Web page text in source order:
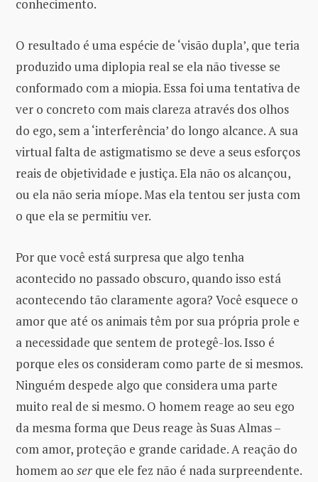
conhecimento.
O resultado é uma espécie de ‘visão dupla’, que teria
produzido uma diplopia real se ela não tivesse se
conformado com a miopia. Essa foi uma tentativa de
ver o concreto com mais clareza através dos olhos
do ego, sem a ‘interferência’ do longo alcance. A sua
virtual falta de astigmatismo se deve a seus esforços
reais de objetividade e justiça. Ela não os alcançou,
ou ela não seria míope. Mas ela tentou ser justa com
o que ela se permitiu ver.
Por que você está surpresa que algo tenha
acontecido no passado obscuro, quando isso está
acontecendo tão claramente agora? Você esquece o
amor que até os animais têm por sua própria prole e
a necessidade que sentem de protegê-los. Isso é
porque eles os consideram como parte de si mesmos.
Ninguém despede algo que considera uma parte
muito real de si mesmo. O homem reage ao seu ego
da mesma forma que Deus reage às Suas Almas –
com amor, proteção e grande caridade. A reação do
homem ao ser que ele fez não é nada surpreendente.